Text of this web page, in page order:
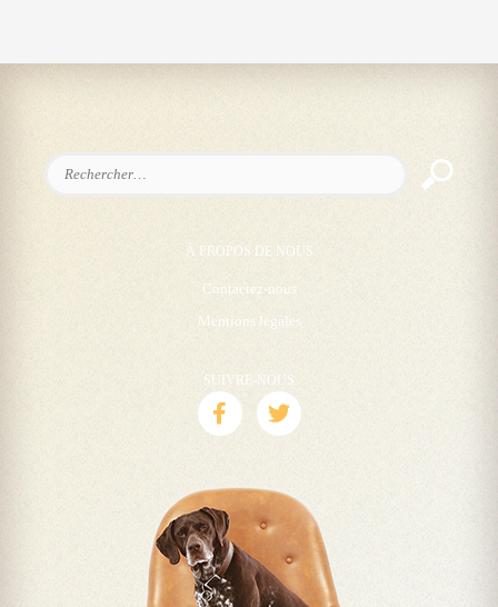
Rechercher :
À PROPOS DE NOUS
Contactez-nous
Mentions legales
SUIVRE-NOUS